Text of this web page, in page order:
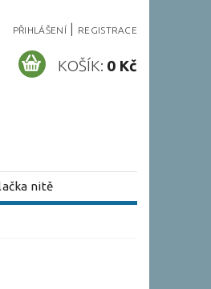
PŘIHLÁŠENÍ REGISTRACE
KOŠÍK: 0 Kč
nitě